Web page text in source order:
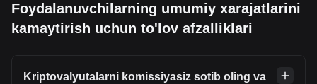
Foydalanuvchilarning umumiy xarajatlarini
kamaytirish uchun to'lov afzalliklari
Kriptovalyutalarni komissiyasiz sotib oling va